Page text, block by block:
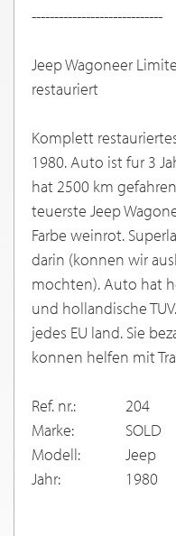
-----------------------------
Jeep Wagoneer
restauriert
Komplett
1980. Auto ist fur 3
hat 2500 km
teuerste Jeep
Farbe weinrot.
darin (konnen wir
mochten). Auto hat
und hollandische
jedes EU land. Sie
konnen helfen mit
Ref. nr.:
204
Marke:
SOLD
Modell:
Jeep
Jahr:
1980